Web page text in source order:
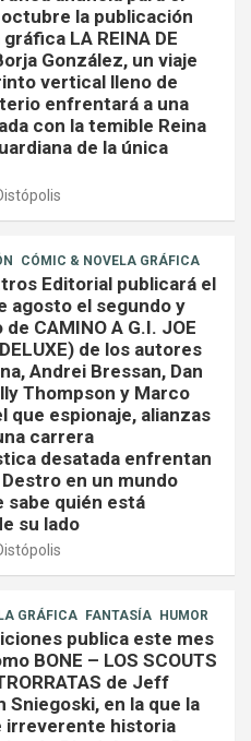
la publicación
LA REINA DE
González, un viaje
vertical lleno de
enfrentará a una
con la temible Reina
de la única
CÓMIC & NOVELA GRÁFICA
Editorial publicará el
agosto el segundo y
CAMINO A G.I. JOE
de los autores
Andrei Bressan, Dan
Thompson y Marco
que espionaje, alianzas
carrera
desatada enfrentan
en un mundo
sabe quién está
su lado
GRÁFICA FANTASÍA HUMOR
publica este mes
BONE – LOS SCOUTS
de Jeff
Sniegoski, en la que la
irreverente historia